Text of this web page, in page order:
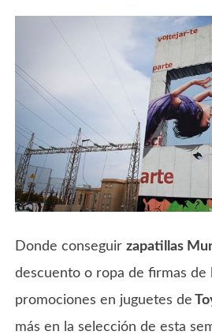
Donde conseguirzapatillas
descuento o ropa de firmas de
promociones en juguetes de
más en la selección de esta